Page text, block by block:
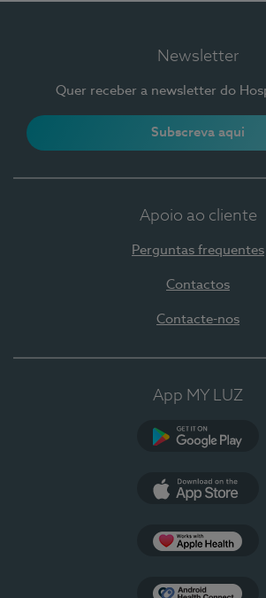
Newsletter
Quer receber a newsletter do
Subscreva aqui
Apoio ao cliente
Perguntas frequentes
Contactos
Contacte-nos
App MY LUZ